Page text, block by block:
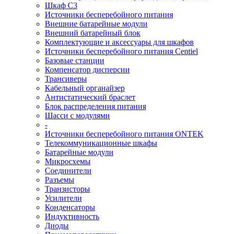
Шкаф C3
Источники бесперебойного питания
Внешние батарейные модули
Внешний батарейный блок
Комплектующие и аксессуары для шкафов
Источники бесперебойного питания Centiel
Базовые станции
Компенсатор дисперсии
Трансиверы
Кабельный органайзер
Антистатический браслет
Блок распределения питания
Шасси с модулями
-
Источники бесперебойного питания ONTEK
Телекоммуникационные шкафы
Батарейные модули
Микросхемы
Соединители
Разъемы
Транзисторы
Усилители
Конденсаторы
Индуктивность
Диоды